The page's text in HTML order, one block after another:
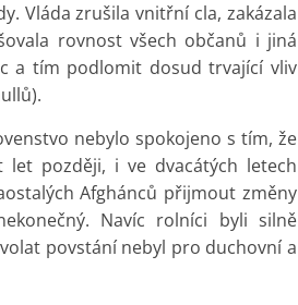
Vláda zrušila vnitřní cla, zakázala
rovnost všech občanů i jiná
a tím podlomit dosud trvající vliv
nebylo spokojeno s tím, že
později, i ve dvacátých letech
Afghánců přijmout změny
Navíc rolníci byli silně
povstání nebyl pro duchovní a